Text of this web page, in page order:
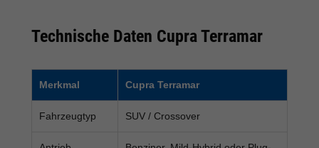
Technische Daten Cupra Terramar
Merkmal Cupra Terramar
Fahrzeugtyp SUV / Crossover